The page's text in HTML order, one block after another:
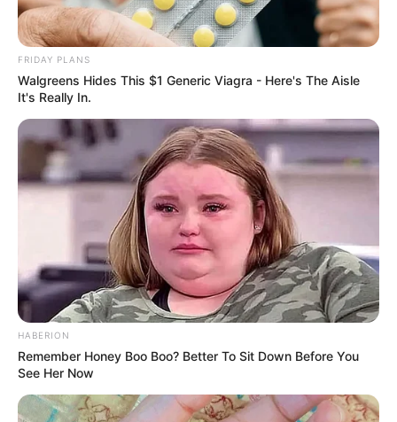
FRIDAY PLANS
Walgreens Hides This $1 Generic Viagra - Here's The Aisle
It's Really In.
HABERION
Remember Honey Boo Boo? Better To Sit Down Before You
See Her Now